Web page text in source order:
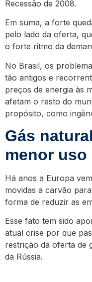
Recessão de 2008.
Em suma, a forte
pelo lado da oferta,
o forte ritmo da
No Brasil, os
tão antigos e
preços de energia às
afetam o resto do
propósito, como
Gás
menor
Há anos a Europa
movidas a carvão
forma de reduzir as
Esse fato tem sido
atual crise por que
restrição da oferta de
da Rússia.